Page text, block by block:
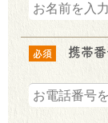
必須 携帯